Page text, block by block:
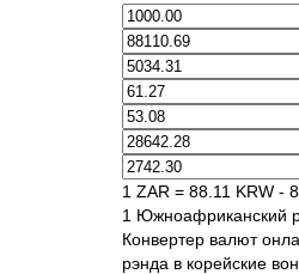
1 ZAR = 88.11 KRW -
1 Южноафриканский
Конвертер валют
рэнда в корейские